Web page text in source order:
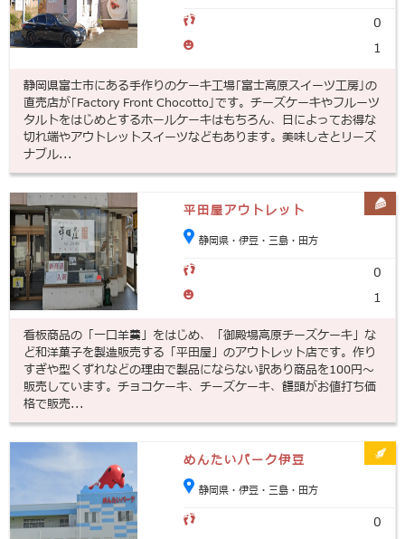
0
1
静岡県富士市にある手作りのケーキ工場｢富士高原スイーツ工房｣の
直売店が｢Factory Front Chocotto｣です。チーズケーキやフルーツ
タルトをはじめとするホールケーキはもちろん、日によってお得な
切れ端やアウトレットスイーツなどもあります。美味しさとリーズ
ナブル...
平田屋アウトレット
静岡県・伊豆・三島・田方
0
1
看板商品の「一口羊羹」をはじめ、「御殿場高原チーズケーキ」な
ど和洋菓子を製造販売する「平田屋」のアウトレット店です。作り
すぎや型くずれなどの理由で製品にならない訳あり商品を100円～
販売しています。チョコケーキ、チーズケーキ、饅頭がお値打ち価
格で販売...
めんたいパーク伊豆
静岡県・伊豆・三島・田方
0